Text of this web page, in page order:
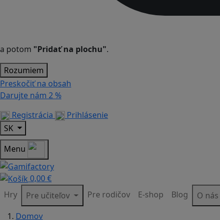
a potom "Pridať na plochu".
Rozumiem
Preskočiť na obsah
Darujte nám 2 %
Registrácia
Prihlásenie
SK
Menu
0,00 €
Hry
Pre učiteľov Pre rodičov E-shop Blog
O nás
Domov